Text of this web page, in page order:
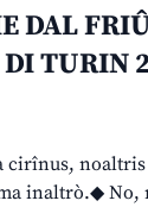
DAL
TURIN
cirînus, noaltris
inaltrò.◆